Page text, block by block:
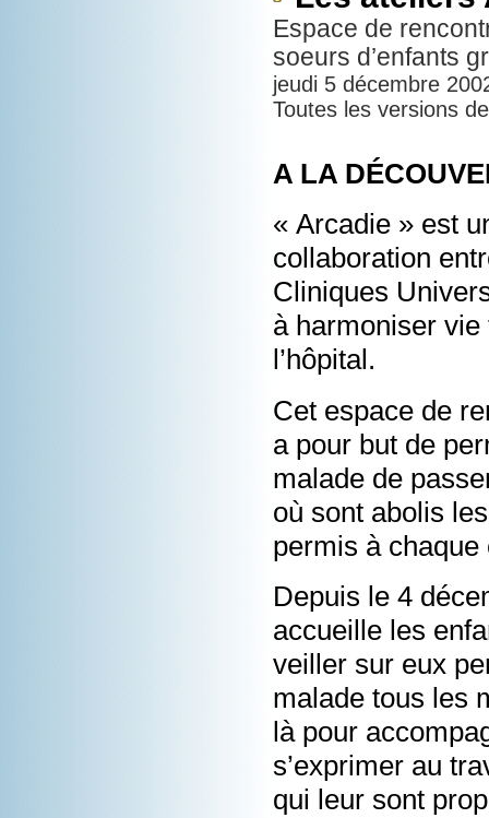
Espace de
soeurs d’enfants
jeudi 5 décembre
Toutes les versions
A LA
« Arcadie » est
collaboration
Cliniques
à harmoniser
l’hôpital.
Cet espace de
a pour but de
malade de
où sont abolis
permis à
Depuis le 4
accueille les
veiller sur eux
malade tous les
là pour
s’exprimer au
qui leur sont